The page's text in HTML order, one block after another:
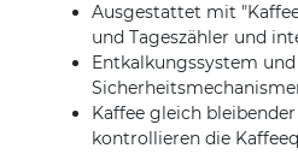
Ausgestattet mit
und Tageszähler und
Entkalkungssystem
Kaffee gleich
kontrollieren die